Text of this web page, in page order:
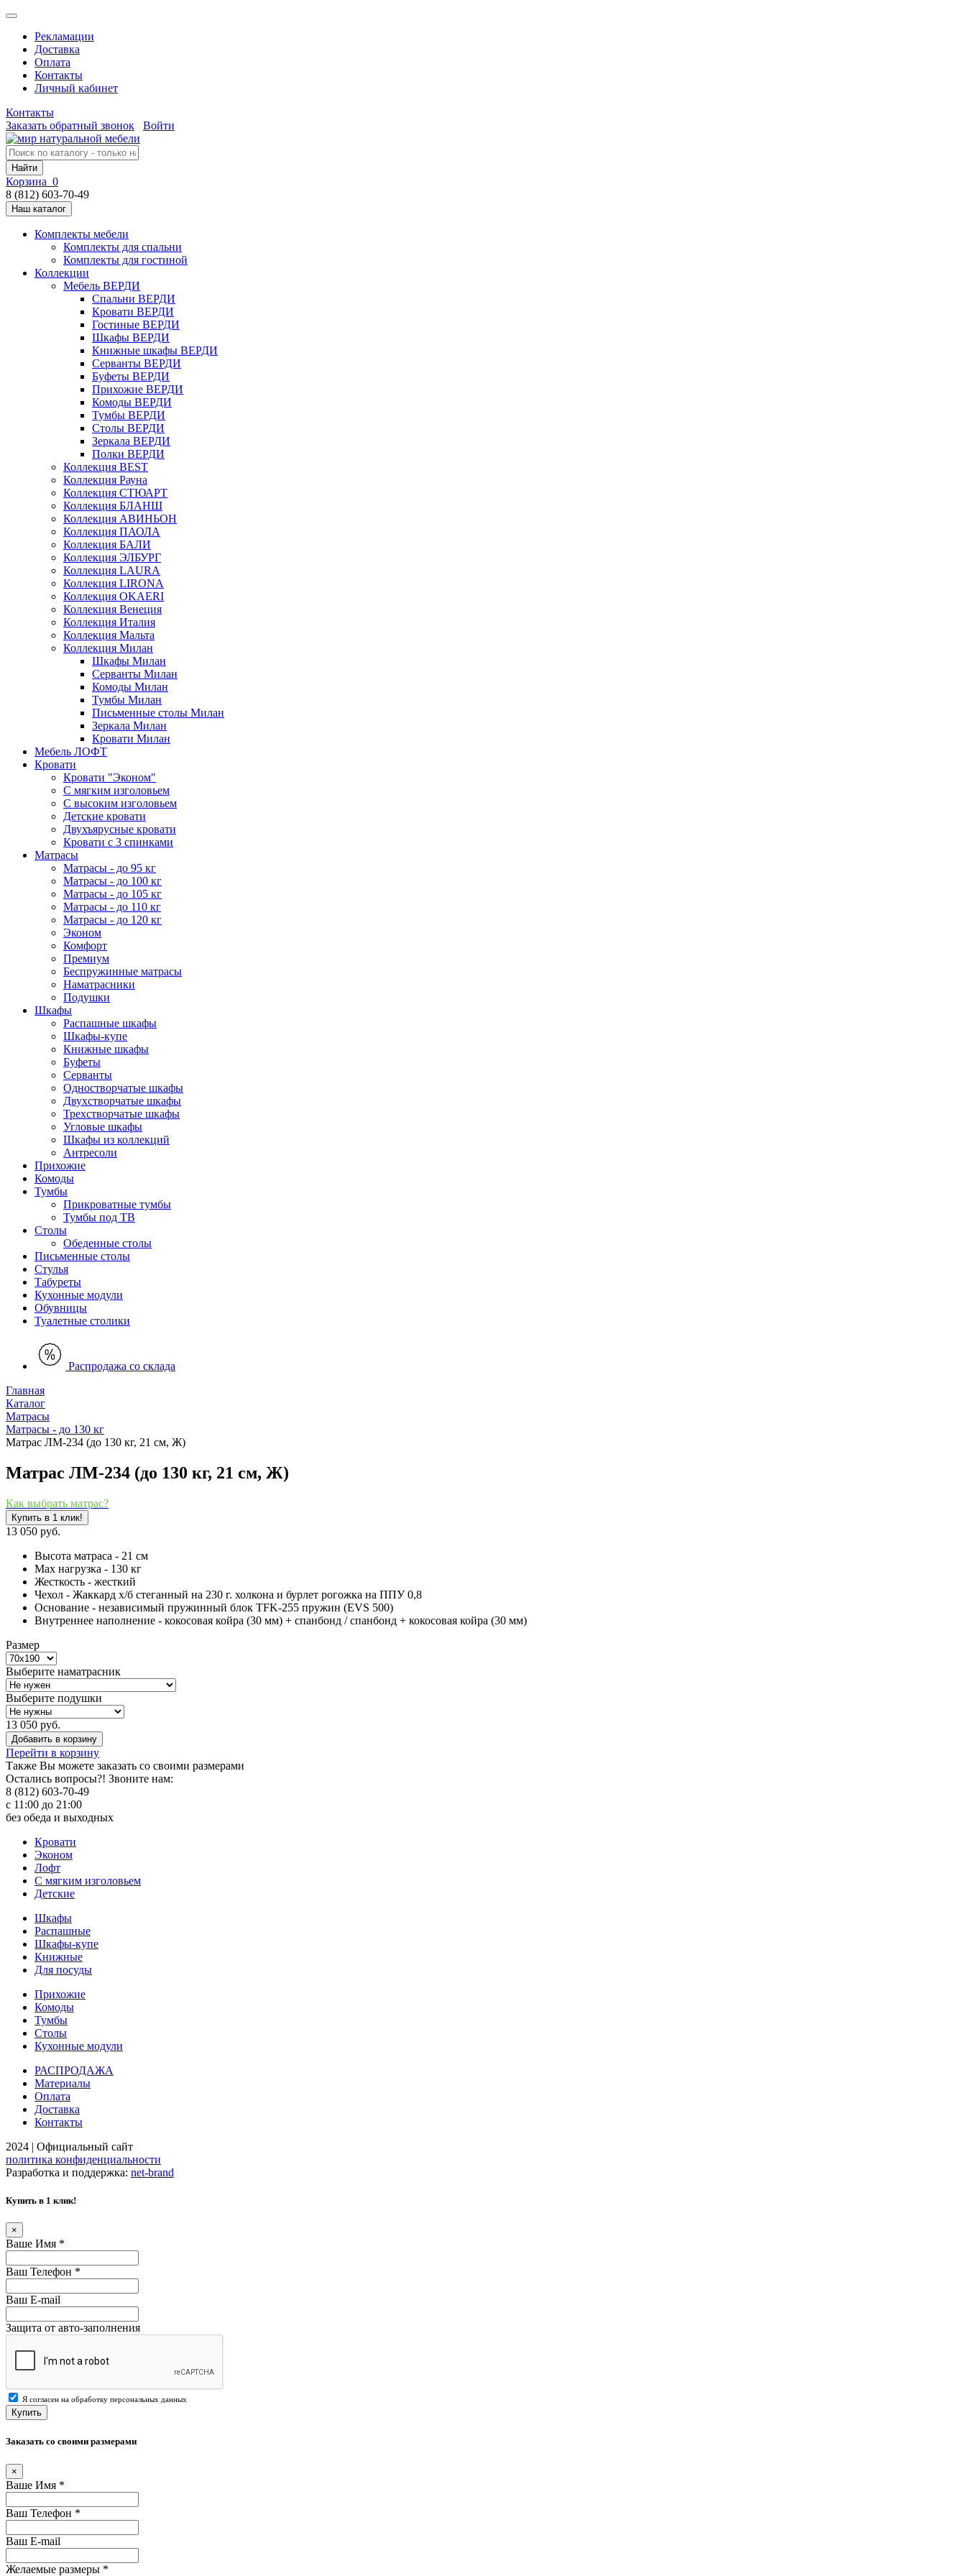
Рекламации
Доставка
Оплата
Контакты
Личный кабинет
Контакты
Заказать обратный звонок
Войти
Найти
Корзина 0
8 (812) 603-70-49
Наш каталог
Комплекты мебели
Комплекты для спальни
Комплекты для гостиной
Коллекции
Мебель ВЕРДИ
Спальни ВЕРДИ
Кровати ВЕРДИ
Гостиные ВЕРДИ
Шкафы ВЕРДИ
Книжные шкафы ВЕРДИ
Серванты ВЕРДИ
Буфеты ВЕРДИ
Прихожие ВЕРДИ
Комоды ВЕРДИ
Тумбы ВЕРДИ
Столы ВЕРДИ
Зеркала ВЕРДИ
Полки ВЕРДИ
Коллекция BEST
Коллекция Рауна
Коллекция СТЮАРТ
Коллекция БЛАНШ
Коллекция АВИНЬОН
Коллекция ПАОЛА
Коллекция БАЛИ
Коллекция ЭЛБУРГ
Коллекция LAURA
Коллекция LIRONA
Коллекция OKAERI
Коллекция Венеция
Коллекция Италия
Коллекция Мальта
Коллекция Милан
Шкафы Милан
Серванты Милан
Комоды Милан
Тумбы Милан
Письменные столы Милан
Зеркала Милан
Кровати Милан
Мебель ЛОФТ
Кровати
Кровати "Эконом"
С мягким изголовьем
С высоким изголовьем
Детские кровати
Двухъярусные кровати
Кровати с 3 спинками
Матрасы
Матрасы - до 95 кг
Матрасы - до 100 кг
Матрасы - до 105 кг
Матрасы - до 110 кг
Матрасы - до 120 кг
Эконом
Комфорт
Премиум
Беспружинные матрасы
Наматрасники
Подушки
Шкафы
Распашные шкафы
Шкафы-купе
Книжные шкафы
Буфеты
Серванты
Одностворчатые шкафы
Двухстворчатые шкафы
Трехстворчатые шкафы
Угловые шкафы
Шкафы из коллекций
Антресоли
Прихожие
Комоды
Тумбы
Прикроватные тумбы
Тумбы под ТВ
Столы
Обеденные столы
Письменные столы
Стулья
Табуреты
Кухонные модули
Обувницы
Туалетные столики
Распродажа со склада
Главная
Каталог
Матрасы
Матрасы - до 130 кг
Матрас ЛМ-234 (до 130 кг, 21 см, Ж)
Матрас ЛМ-234 (до 130 кг, 21 см, Ж)
Как выбрать матрас?
Купить в 1 клик!
13 050 руб.
Высота матраса - 21 см
Мах нагрузка - 130 кг
Жесткость - жесткий
Чехол - Жаккард х/б стеганный на 230 г. холкона и бурлет рогожка на ППУ 0,8
Основание - независимый пружинный блок TFK-255 пружин (EVS 500)
Внутреннее наполнение - кокосовая койра (30 мм) + спанбонд / спанбонд + кокосовая койра (30 мм)
Размер
Выберите наматрасник
Выберите подушки
13 050 руб.
Добавить в корзину
Перейти в корзину
Также Вы можете заказать со своими размерами
Остались вопросы?! Звоните нам:
8 (812) 603-70-49
с 11:00 до 21:00
без обеда и выходных
Кровати
Эконом
Лофт
С мягким изголовьем
Детские
Шкафы
Распашные
Шкафы-купе
Книжные
Для посуды
Прихожие
Комоды
Тумбы
Столы
Кухонные модули
РАСПРОДАЖА
Материалы
Оплата
Доставка
Контакты
2024 | Официальный сайт
политика конфиденциальности
Разработка и поддержка: net-brand
Купить в 1 клик!
×
Ваше Имя *
Ваш Телефон *
Ваш E-mail
Защита от авто-заполнения
Я согласен на обработку персональных данных
Купить
Заказать со своими размерами
×
Ваше Имя *
Ваш Телефон *
Ваш E-mail
Желаемые размеры *